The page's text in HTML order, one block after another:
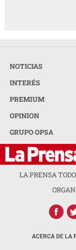
NOTICIAS
INTERÉS
PREMIUM
OPINION
GRUPO OPSA
LA PRENSA
ACERCA DE LA